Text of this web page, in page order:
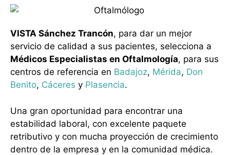
VISTA Sánchez Trancón, para dar un mejor
servicio de calidad a sus pacientes, selecciona a
Médicos Especialistas en Oftalmología, para sus
centros de referencia en Badajoz, Mérida, Don
Benito, Cáceres y Plasencia.
Una gran oportunidad para encontrar una
estabilidad laboral, con excelente paquete
retributivo y con mucha proyección de crecimiento
dentro de la empresa y en la comunidad médica.